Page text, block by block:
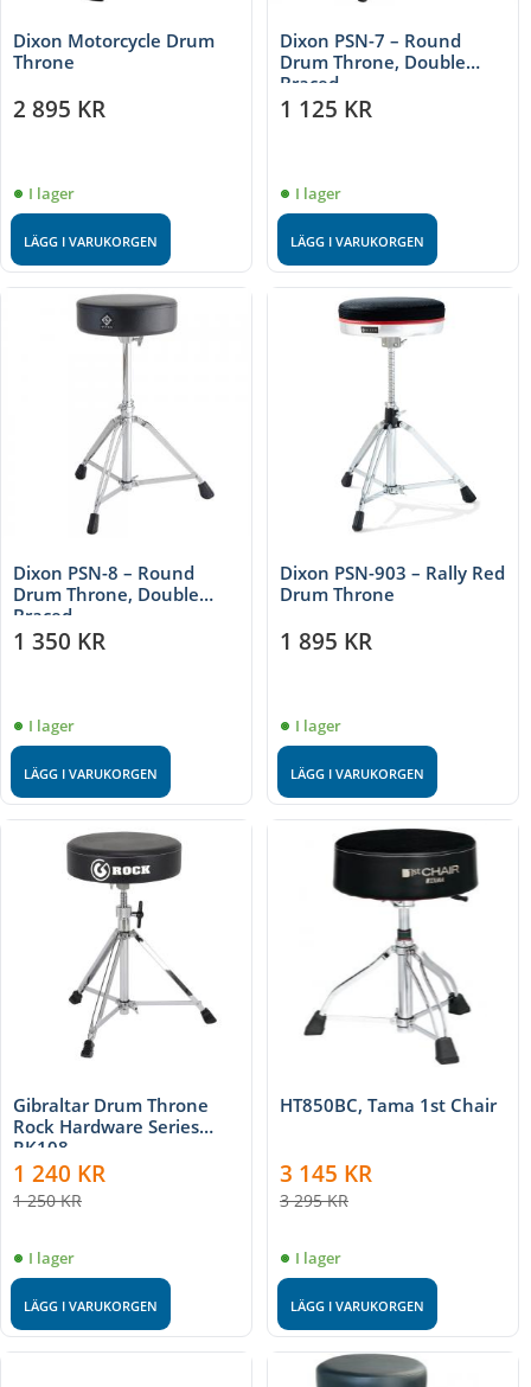
Dixon Motorcycle Drum
Throne
2 895 KR
I lager
LÄGG I VARUKORGEN
Dixon PSN-7 – Round
Drum Throne, Double
Braced
1 125 KR
I lager
LÄGG I VARUKORGEN
Dixon PSN-8 – Round
Drum Throne, Double
Braced
1 350 KR
I lager
LÄGG I VARUKORGEN
Dixon PSN-903 – Rally Red
Drum Throne
1 895 KR
I lager
LÄGG I VARUKORGEN
Gibraltar Drum Throne
Rock Hardware Series
RK108
1 240 KR
1 250KR
I lager
LÄGG I VARUKORGEN
HT850BC, Tama 1st Chair
3 145 KR
3 295KR
I lager
LÄGG I VARUKORGEN